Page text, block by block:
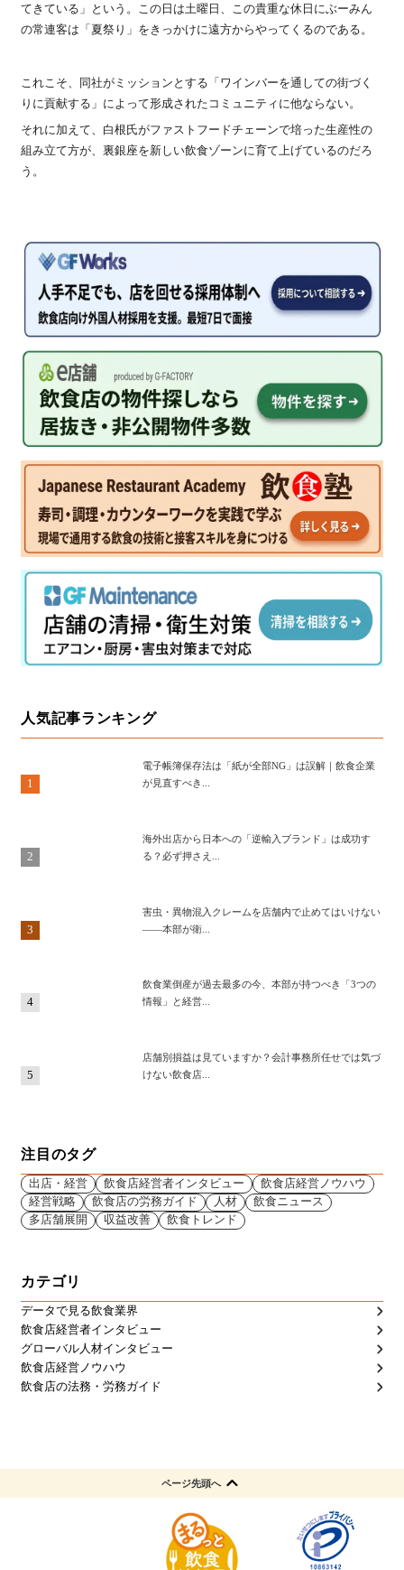
てきている」という。この日は土曜日、この貴重な休日にぶーみん
の常連客は「夏祭り」をきっかけに遠方からやってくるのである。
これこそ、同社がミッションとする「ワインバーを通しての街づく
りに貢献する」によって形成されたコミュニティに他ならない。
それに加えて、白根氏がファストフードチェーンで培った生産性の
組み立て方が、裏銀座を新しい飲食ゾーンに育て上げているのだろ
う。
人気記事ランキング
1
電子帳簿保存法は「紙が全部NG」は誤解｜飲食企業
が見直すべき...
2
海外出店から日本への「逆輸入ブランド」は成功す
る？必ず押さえ...
3
害虫・異物混入クレームを店舗内で止めてはいけない
——本部が衛...
4
飲食業倒産が過去最多の今、本部が持つべき「3つの
情報」と経営...
5
店舗別損益は見ていますか？会計事務所任せでは気づ
けない飲食店...
注目のタグ
出店・経営 飲食店経営者インタビュー
飲食店経営ノウハウ
経営戦略
飲食店の労務ガイド 人材
飲食ニュース
多店舗展開
収益改善 飲食トレンド
カテゴリ
データで見る飲食業界
飲食店経営者インタビュー
グローバル人材インタビュー
飲食店経営ノウハウ
飲食店の法務・労務ガイド
ページ先頭へ